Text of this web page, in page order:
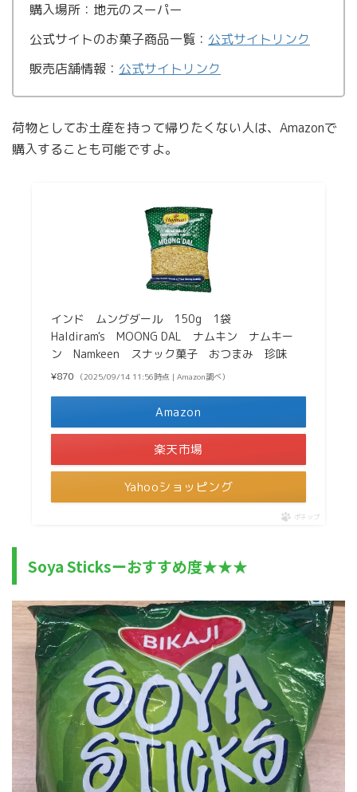
購入場所：地元のスーパー
公式サイトのお菓子商品一覧： 公式サイトリンク
販売店舗情報： 公式サイトリンク
荷物としてお土産を持って帰りたくない人は、Amazonで
購入することも可能ですよ。
インド ムングダール 150g 1袋
Haldiram's MOONG DAL ナムキン ナムキー
ン Namkeen スナック菓子 おつまみ 珍味
¥870 （2025/09/14 11:56時点 | Amazon調べ）
Amazon
楽天市場
Yahooショッピング
ポチップ
Soya Sticksーおすすめ度★★★